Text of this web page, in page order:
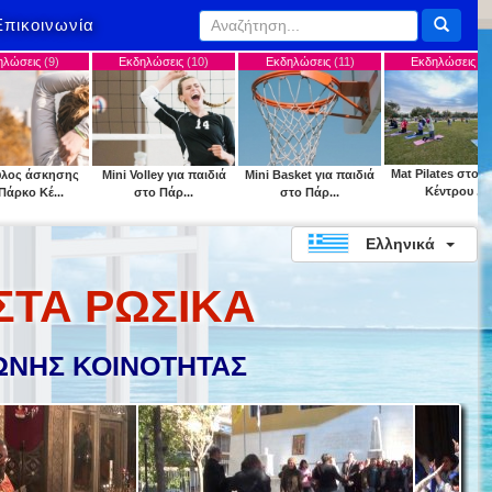
Εκδηλώσεις (10)
Mini Volley για παιδιά
στο Πάρ...
Εκδηλώσεις
Mini Basket για παιδιά
στο Πάρ...
Εκδηλώσεις (12)
Mat Pilates στο Πάρκο
Κέντρου ...
"Park
Ελληνικά
ΡΩΣΙΚΑ
ΚΟΙΝΟΤΗΤΑΣ